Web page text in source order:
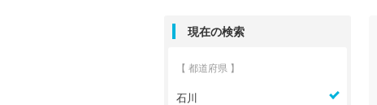
現在の検索
【 都道府県 】
石川